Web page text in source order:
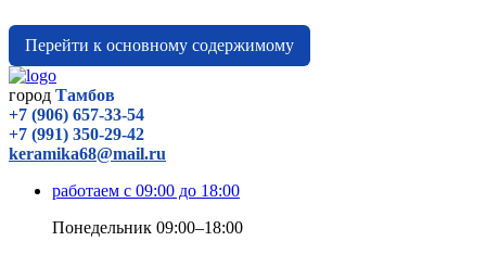
Перейти к основному содержимому
город Тамбов
+7 (906) 657-33-54
+7 (991) 350-29-42
keramika68@mail.ru
работаем с 09:00 до 18:00
Понедельник 09:00–18:00